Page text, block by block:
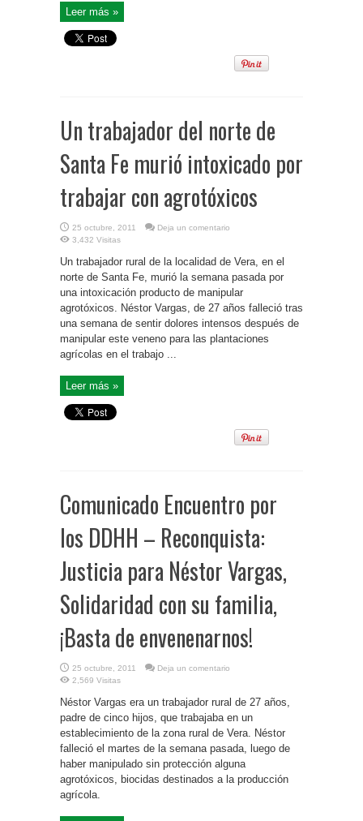
Leer más »
Un trabajador del norte de
Santa Fe murió intoxicado por
trabajar con agrotóxicos
25 octubre, 2011
Deja un comentario
3,432 Visitas
Un trabajador rural de la localidad de Vera, en el
norte de Santa Fe, murió la semana pasada por
una intoxicación producto de manipular
agrotóxicos. Néstor Vargas, de 27 años falleció tras
una semana de sentir dolores intensos después de
manipular este veneno para las plantaciones
agrícolas en el trabajo ...
Leer más »
Comunicado Encuentro por
los DDHH – Reconquista:
Justicia para Néstor Vargas,
Solidaridad con su familia,
¡Basta de envenenarnos!
25 octubre, 2011
Deja un comentario
2,569 Visitas
Néstor Vargas era un trabajador rural de 27 años,
padre de cinco hijos, que trabajaba en un
establecimiento de la zona rural de Vera. Néstor
falleció el martes de la semana pasada, luego de
haber manipulado sin protección alguna
agrotóxicos, biocidas destinados a la producción
agrícola.